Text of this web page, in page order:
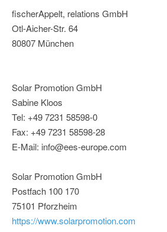
fischerAppelt, relations GmbH
Otl-Aicher-Str. 64
80807 München
Solar Promotion GmbH
Sabine Kloos
Tel: +49 7231 58598-0
Fax: +49 7231 58598-28
E-Mail: info@ees-europe.com
Solar Promotion GmbH
Postfach 100 170
75101 Pforzheim
https://www.solarpromotion.com